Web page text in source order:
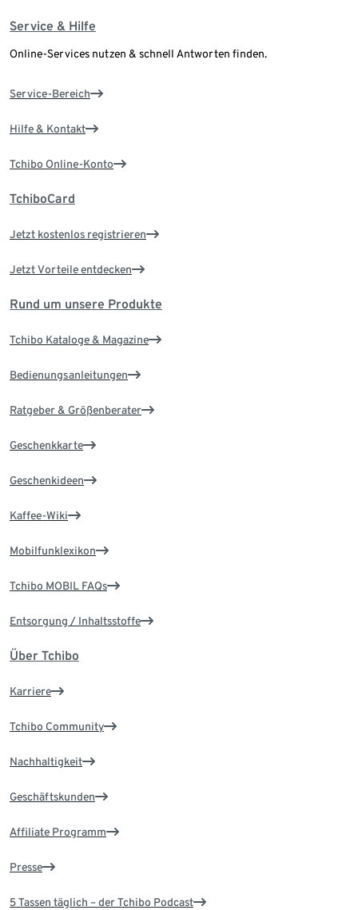
Service & Hilfe
Online-Services nutzen & schnell Antworten finden.
Service-Bereich
Hilfe & Kontakt
Tchibo Online-Konto
TchiboCard
Jetzt kostenlos registrieren
Jetzt Vorteile entdecken
Rund um unsere Produkte
Tchibo Kataloge & Magazine
Bedienungsanleitungen
Ratgeber & Größenberater
Geschenkkarte
Geschenkideen
Kaffee-Wiki
Mobilfunklexikon
Tchibo MOBIL FAQs
Entsorgung / Inhaltsstoffe
Über Tchibo
Karriere
Tchibo Community
Nachhaltigkeit
Geschäftskunden
Affiliate Programm
Presse
5 Tassen täglich – der Tchibo Podcast